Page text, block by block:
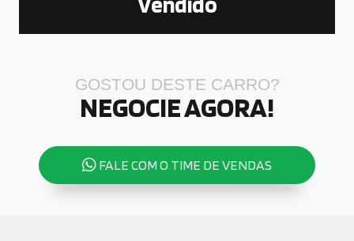
GOSTOU DESTE CARRO?
NEGOCIE AGORA!
FALE COM O TIME DE VENDAS